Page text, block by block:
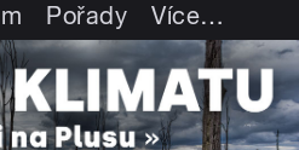
Pořady Více…